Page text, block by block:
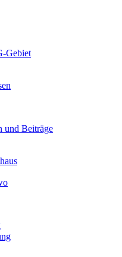
Gebiet
und Beiträge